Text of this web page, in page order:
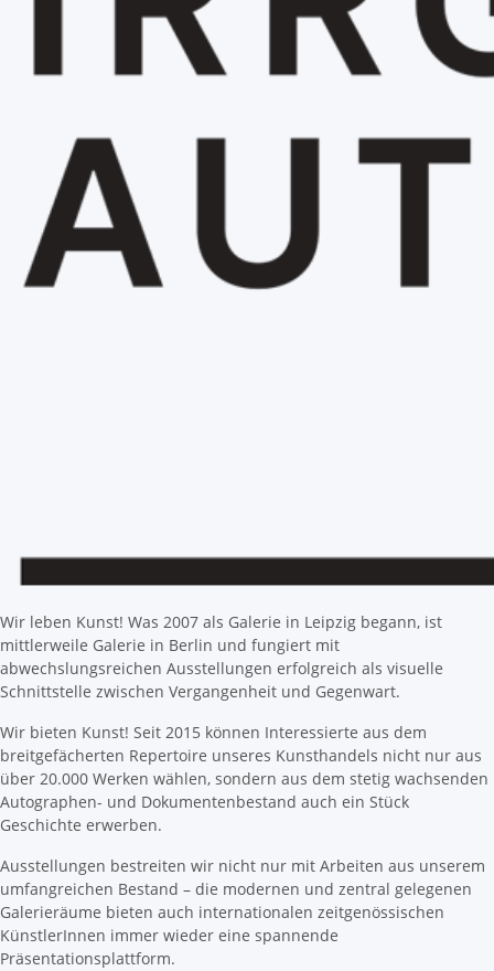
Wir leben Kunst! Was 2007 als Galerie in Leipzig begann, ist
mittlerweile Galerie in Berlin und fungiert mit
abwechslungsreichen Ausstellungen erfolgreich als visuelle
Schnittstelle zwischen Vergangenheit und Gegenwart.
Wir bieten Kunst! Seit 2015 können Interessierte aus dem
breitgefächerten Repertoire unseres Kunsthandels nicht nur aus
über 20.000 Werken wählen, sondern aus dem stetig wachsenden
Autographen- und Dokumentenbestand auch ein Stück
Geschichte erwerben.
Ausstellungen bestreiten wir nicht nur mit Arbeiten aus unserem
umfangreichen Bestand – die modernen und zentral gelegenen
Galerieräume bieten auch internationalen zeitgenössischen
KünstlerInnen immer wieder eine spannende
Präsentationsplattform.